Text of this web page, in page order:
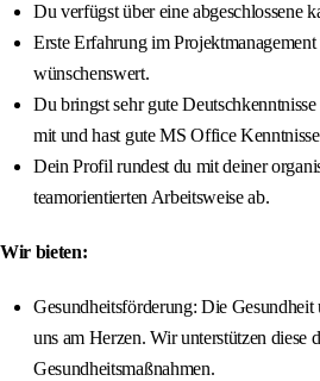
Du verfügst über eine abgeschlossene
Erste Erfahrung im
wünschenswert.
Du bringst sehr gute
mit und hast gute MS Office
Dein Profil rundest du mit deiner
teamorientierten Arbeitsweise ab.
Wir bieten:
Gesundheitsförderung: Die
uns am Herzen. Wir unterstützen diese
Gesundheitsmaßnahmen.